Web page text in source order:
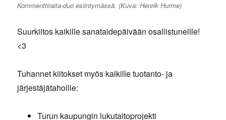
Kommenttiraita-duo esiintymässä. (Kuva: Henrik Hurme)
Suurkiitos kaikille sanataidepäivään osallistuneille!
<3
Tuhannet kiitokset myös kaikille tuotanto- ja
järjestäjätahoille:
Turun kaupungin lukutaitoprojekti